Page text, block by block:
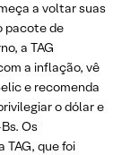
a voltar suas
pacote de
a TAG
a inflação, vê
e recomenda
o dólar e
Os
que foi